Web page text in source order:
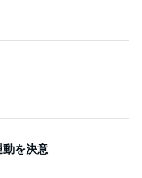
動を決意